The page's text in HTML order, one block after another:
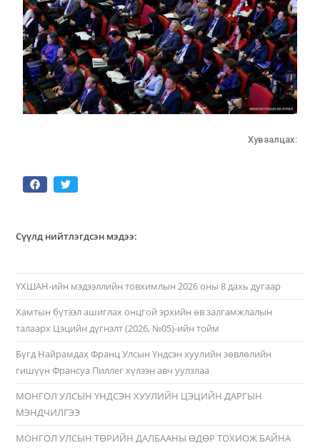
Хуваалцах:
Сүүлд нийтлэгдсэн мэдээ:
ҮХШАН-ийн мэдээллийн товхимлын 2026 оны 8 дахь дугаар
Хамтын бүтээл ашиглах онцгой эрхийн өв залгамжлалын
талаарх Цэцийн дүгнэлт (2026, №05)-ийн тойм
Бүгд Найрамдах Франц Улсын Үндсэн хуулийн зөвлөлийн
гишүүн Франсуа Пиллег хүлээн авч уулзлаа
МОНГОЛ УЛСЫН ҮНДСЭН ХУУЛИЙН ЦЭЦИЙН ДАРГЫН
МЭНДЧИЛГЭЭ
МОНГОЛ УЛСЫН ТӨРИЙН ДАЛБААНЫ ӨДӨР ТОХИОЖ БАЙНА